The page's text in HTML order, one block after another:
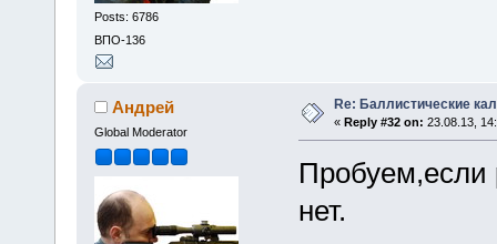
Posts: 6786
ВПО-136
Андрей
Global Moderator
Re: Баллистические
« Reply #32 on: 23.08.13,
Пробуем,если
нет.